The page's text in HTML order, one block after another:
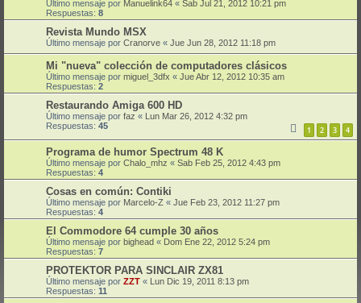
Último mensaje por Manuelink64 « Sab Jul 21, 2012 10:21 pm
Respuestas: 8
Revista Mundo MSX
Último mensaje por Cranorve « Jue Jun 28, 2012 11:18 pm
Mi "nueva" colección de computadores clásicos
Último mensaje por miguel_3dfx « Jue Abr 12, 2012 10:35 am
Respuestas: 2
Restaurando Amiga 600 HD
Último mensaje por faz « Lun Mar 26, 2012 4:32 pm
Respuestas: 45 1 2 3 4
Programa de humor Spectrum 48 K
Último mensaje por Chalo_mhz « Sab Feb 25, 2012 4:43 pm
Respuestas: 4
Cosas en común: Contiki
Último mensaje por Marcelo-Z « Jue Feb 23, 2012 11:27 pm
Respuestas: 4
El Commodore 64 cumple 30 años
Último mensaje por bighead « Dom Ene 22, 2012 5:24 pm
Respuestas: 7
PROTEKTOR PARA SINCLAIR ZX81
Último mensaje por ZZT « Lun Dic 19, 2011 8:13 pm
Respuestas: 11